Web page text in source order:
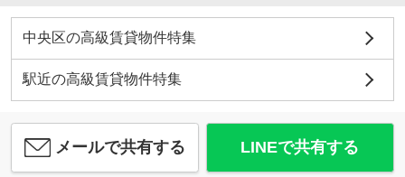
中央区の高級賃貸物件特集
駅近の高級賃貸物件特集
メールで共有する LINEで共有する